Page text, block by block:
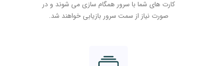
کارت های شما با سرور همگام سازی می شوند و در
صورت نیاز از سمت سرور بازیابی خواهند شد.